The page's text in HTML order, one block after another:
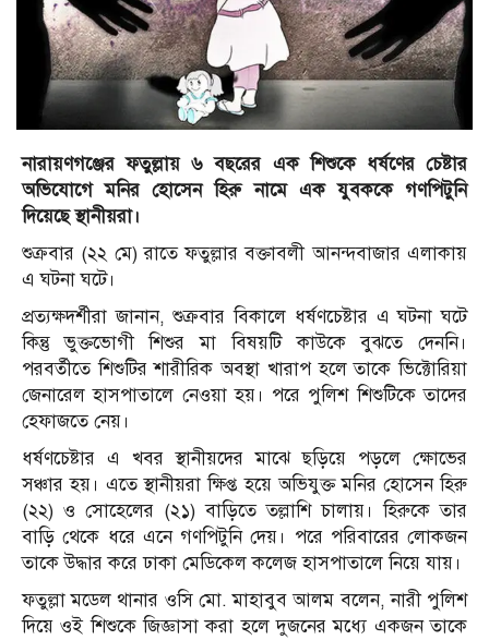
নারায়ণগঞ্জের ফতুল্লায় ৬ বছরের এক শিশুকে ধর্ষণের চেষ্টার
অভিযোগে মনির হোসেন হিরু নামে এক যুবককে গণপিটুনি
দিয়েছে স্থানীয়রা।
শুক্রবার (২২ মে) রাতে ফতুল্লার বক্তাবলী আনন্দবাজার এলাকায়
এ ঘটনা ঘটে।
প্রত্যক্ষদর্শীরা জানান, শুক্রবার বিকালে ধর্ষণচেষ্টার এ ঘটনা ঘটে
কিন্তু ভুক্তভোগী শিশুর মা বিষয়টি কাউকে বুঝতে দেননি।
পরবর্তীতে শিশুটির শারীরিক অবস্থা খারাপ হলে তাকে ভিক্টোরিয়া
জেনারেল হাসপাতালে নেওয়া হয়। পরে পুলিশ শিশুটিকে তাদের
হেফাজতে নেয়।
ধর্ষণচেষ্টার এ খবর স্থানীয়দের মাঝে ছড়িয়ে পড়লে ক্ষোভের
সঞ্চার হয়। এতে স্থানীয়রা ক্ষিপ্ত হয়ে অভিযুক্ত মনির হোসেন হিরু
(২২) ও সোহেলের (২১) বাড়িতে তল্লাশি চালায়। হিরুকে তার
বাড়ি থেকে ধরে এনে গণপিটুনি দেয়। পরে পরিবারের লোকজন
তাকে উদ্ধার করে ঢাকা মেডিকেল কলেজ হাসপাতালে নিয়ে যায়।
ফতুল্লা মডেল থানার ওসি মো. মাহাবুব আলম বলেন, নারী পুলিশ
দিয়ে ওই শিশুকে জিজ্ঞাসা করা হলে দুজনের মধ্যে একজন তাকে